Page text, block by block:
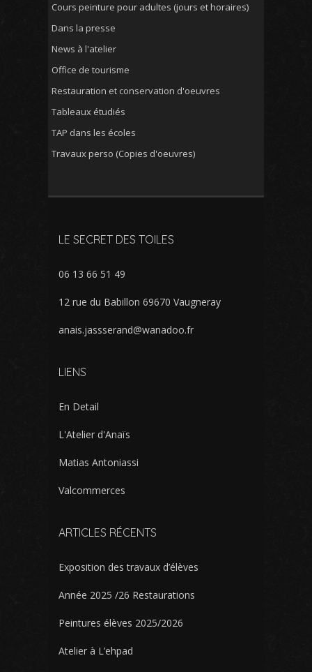
Cours peinture pour adultes (jours et horaires)
Dans la presse
News à l'atelier
Office de tourisme
Restauration et conservation d'oeuvres
Tableaux étudiés
TAP dans les écoles
Travaux perso (Copies d'oeuvres)
LE SECRET DES TOILES
06 13 66 51 49
12 rue du Babillon 69670 Vaugneray
anais.jassserand@wanadoo.fr
LIENS
En Detail
L'Atelier d'Anaïs
Matias Antoniassi
Valcommerces
ARTICLES RÉCENTS
Exposition des travaux d’élèves
Année 2025 /26 Restaurations
Peintures élèves 2025/2026
Atelier à L’ehpad